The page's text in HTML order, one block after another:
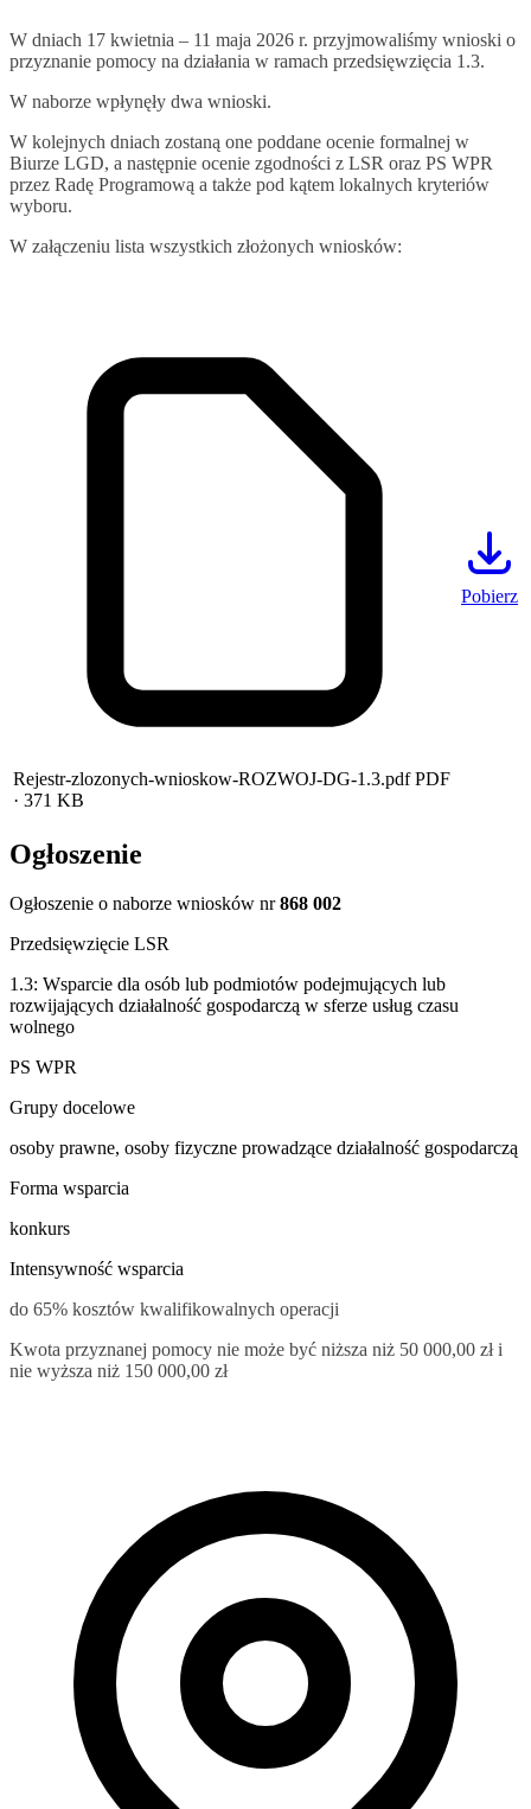
W dniach 17 kwietnia – 11 maja 2026 r. przyjmowaliśmy wnioski o
przyznanie pomocy na działania w ramach przedsięwzięcia 1.3.
W naborze wpłynęły dwa wnioski.
W kolejnych dniach zostaną one poddane ocenie formalnej w
Biurze LGD, a następnie ocenie zgodności z LSR oraz PS WPR
przez Radę Programową a także pod kątem lokalnych kryteriów
wyboru.
W załączeniu lista wszystkich złożonych wniosków:
Rejestr-zlozonych-wnioskow-ROZWOJ-DG-1.3.pdf PDF
· 371 KB
Pobierz
Ogłoszenie
Ogłoszenie o naborze wniosków nr868 002
Przedsięwzięcie LSR
1.3: Wsparcie dla osób lub podmiotów podejmujących lub
rozwijających działalność gospodarczą w sferze usług czasu
wolnego
PS WPR
Grupy docelowe
osoby prawne, osoby fizyczne prowadzące działalność gospodarczą
Forma wsparcia
konkurs
Intensywność wsparcia
do 65% kosztów kwalifikowalnych operacji
Kwota przyznanej pomocy nie może być niższa niż 50 000,00 zł i
nie wyższa niż 150 000,00 zł